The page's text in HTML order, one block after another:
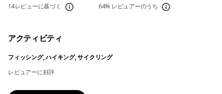
14レビューに基づく 64% レビュアーのうち
アクティビティ
フィッシング, ハイキング, サイクリング
レビュアーに好評